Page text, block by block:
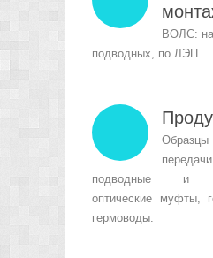
ВОЛС:
подводных, по ЛЭП..
подводные и
оптические муфты,
гермоводы.